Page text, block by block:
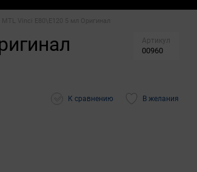
Vinci E80\E120 5 мл Оригинал
Артикул
00960
К сравнению В желания